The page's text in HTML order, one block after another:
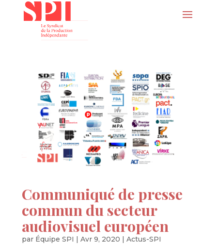
Communiqué de presse
commun du secteur
audiovisuel européen
par Équipe SPI | Avr 9, 2020 | Actus-SPI